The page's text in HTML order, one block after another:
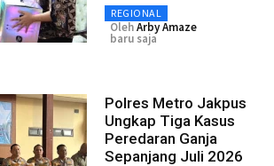
REGIONAL
OlehArby Amaze
baru saja
Polres Metro Jakpus
Ungkap Tiga Kasus
Peredaran Ganja
Sepanjang Juli 2026